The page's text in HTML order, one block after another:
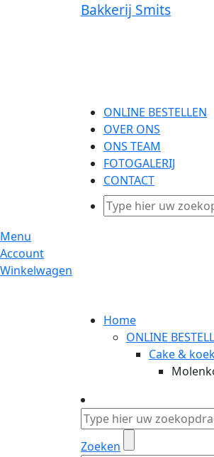
Bakkerij Smits
ONLINE BESTELLEN
OVER ONS
ONS TEAM
FOTOGALERIJ
CONTACT
Menu
Account
Winkelwagen
Home
ONLINE
Cake &
Zoeken